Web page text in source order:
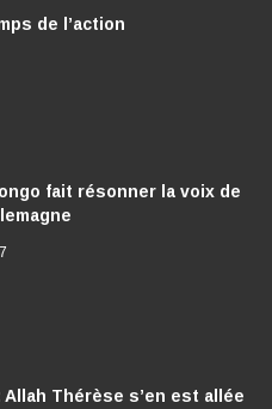
de l’action
fait résonner la voix de
Allah Thérèse s’en est allée